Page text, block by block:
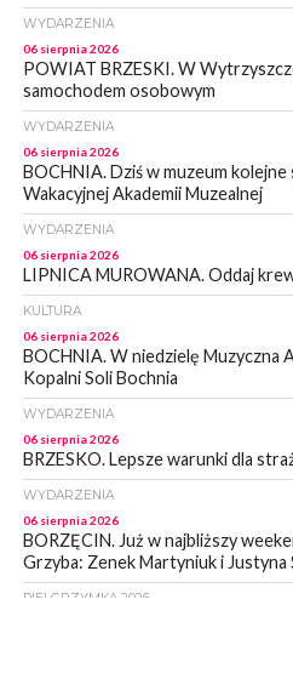
WYDARZENIA
06 sierpnia 2026
POWIAT BRZESKI. W
samochodem osobowym
WYDARZENIA
06 sierpnia 2026
BOCHNIA. Dziś w muzeum
Wakacyjnej Akademii Muzealnej
WYDARZENIA
06 sierpnia 2026
LIPNICA MUROWANA. Oddaj
KULTURA
06 sierpnia 2026
BOCHNIA. W niedzielę Muzyczna
Kopalni Soli Bochnia
WYDARZENIA
06 sierpnia 2026
BRZESKO. Lepsze warunki dla
WYDARZENIA
06 sierpnia 2026
BORZĘCIN. Już w najbliższy
Grzyba: Zenek Martyniuk i Justyna
PIELGRZYMKA 2026